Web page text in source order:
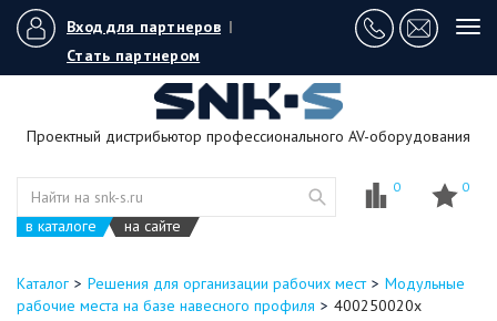
Вход для партнеров |
Стать партнером
Проектный дистрибьютор профессионального AV-оборудования
в каталоге на сайте
0 0
Каталог Решения для организации рабочих мест
Модульные
рабочие места на базе навесного профиля
400250020x